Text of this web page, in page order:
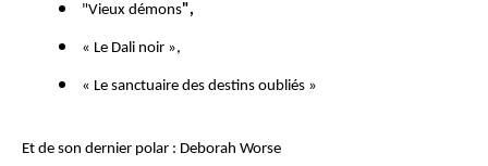
"Vieux démons",
« Le Dali noir »,
« Le sanctuaire des destins oubliés »
Et de son dernier polar : Deborah Worse